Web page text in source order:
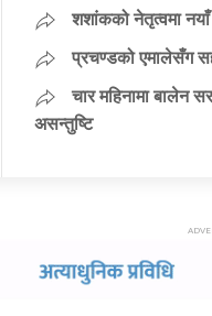
शशांकको नेतृत्वमा
प्रचण्डको एमालेसँग
चार महिनामा बालेन
असन्तुष्टि